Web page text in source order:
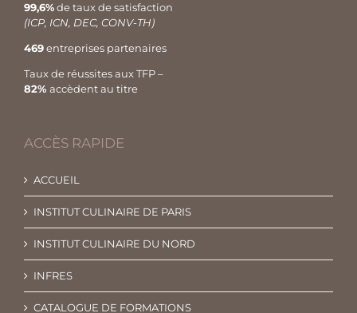
99,6%de taux de satisfaction
(ICP, ICN, DEC, CONV-TH)
469entreprises partenaires
Taux de réussites aux TFP –
82% accèdent au titre
ACCÈS RAPIDE
ACCUEIL
INSTITUT CULINAIRE DE PARIS
INSTITUT CULINAIRE DU NORD
INFRES
CATALOGUE DE FORMATIONS